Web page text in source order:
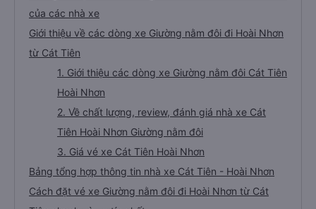
của các nhà xe
Giới thiệu về các dòng xe Giường nằm đôi đi Hoài Nhơn
từ Cát Tiên
1. Giới thiệu các dòng xe Giường nằm đôi Cát Tiên
Hoài Nhơn
2. Về chất lượng, review, đánh giá nhà xe Cát
Tiên Hoài Nhơn Giường nằm đôi
3. Giá vé xe Cát Tiên Hoài Nhơn
Bảng tổng hợp thông tin nhà xe Cát Tiên - Hoài Nhơn
Cách đặt vé xe Giường nằm đôi đi Hoài Nhơn từ Cát